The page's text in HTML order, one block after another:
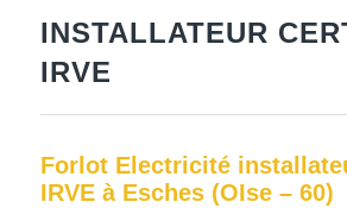
INSTALLATEUR
IRVE
Forlot Electricité
IRVE à Esches (OIse – 60)